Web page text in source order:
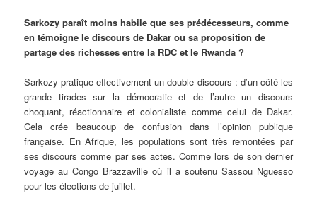
Sarkozy paraît moins habile que ses prédécesseurs, comme
en témoigne le discours de Dakar ou sa proposition de
partage des richesses entre la RDC et le Rwanda ?
Sarkozy pratique effectivement un double discours : d’un côté les
grande tirades sur la démocratie et de l’autre un discours
choquant, réactionnaire et colonialiste comme celui de Dakar.
Cela crée beaucoup de confusion dans l’opinion publique
française. En Afrique, les populations sont très remontées par
ses discours comme par ses actes. Comme lors de son dernier
voyage au Congo Brazzaville où il a soutenu Sassou Nguesso
pour les élections de juillet.